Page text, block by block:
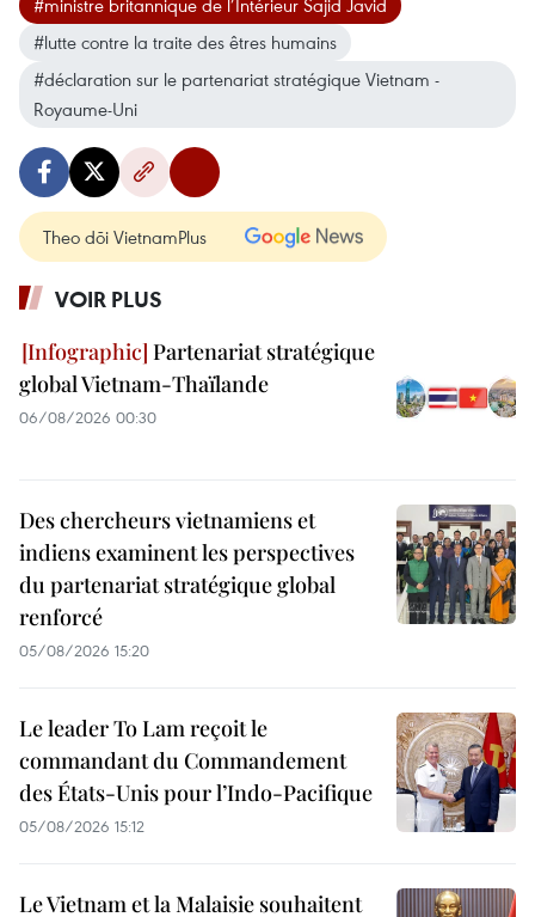
#ministre britannique de l’Intérieur Sajid Javid
#lutte contre la traite des êtres humains
#déclaration sur le partenariat stratégique Vietnam -
Royaume-Uni
Theo dõi VietnamPlus
VOIR PLUS
Partenariat stratégique
global Vietnam-Thaïlande
06/08/2026 00:30
Des chercheurs vietnamiens et
indiens examinent les perspectives
du partenariat stratégique global
renforcé
05/08/2026 15:20
Le leader To Lam reçoit le
commandant du Commandement
des États-Unis pour l’Indo-Pacifique
05/08/2026 15:12
Le Vietnam et la Malaisie souhaitent